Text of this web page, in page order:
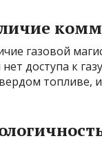
газовой
нет доступа к
топливе,